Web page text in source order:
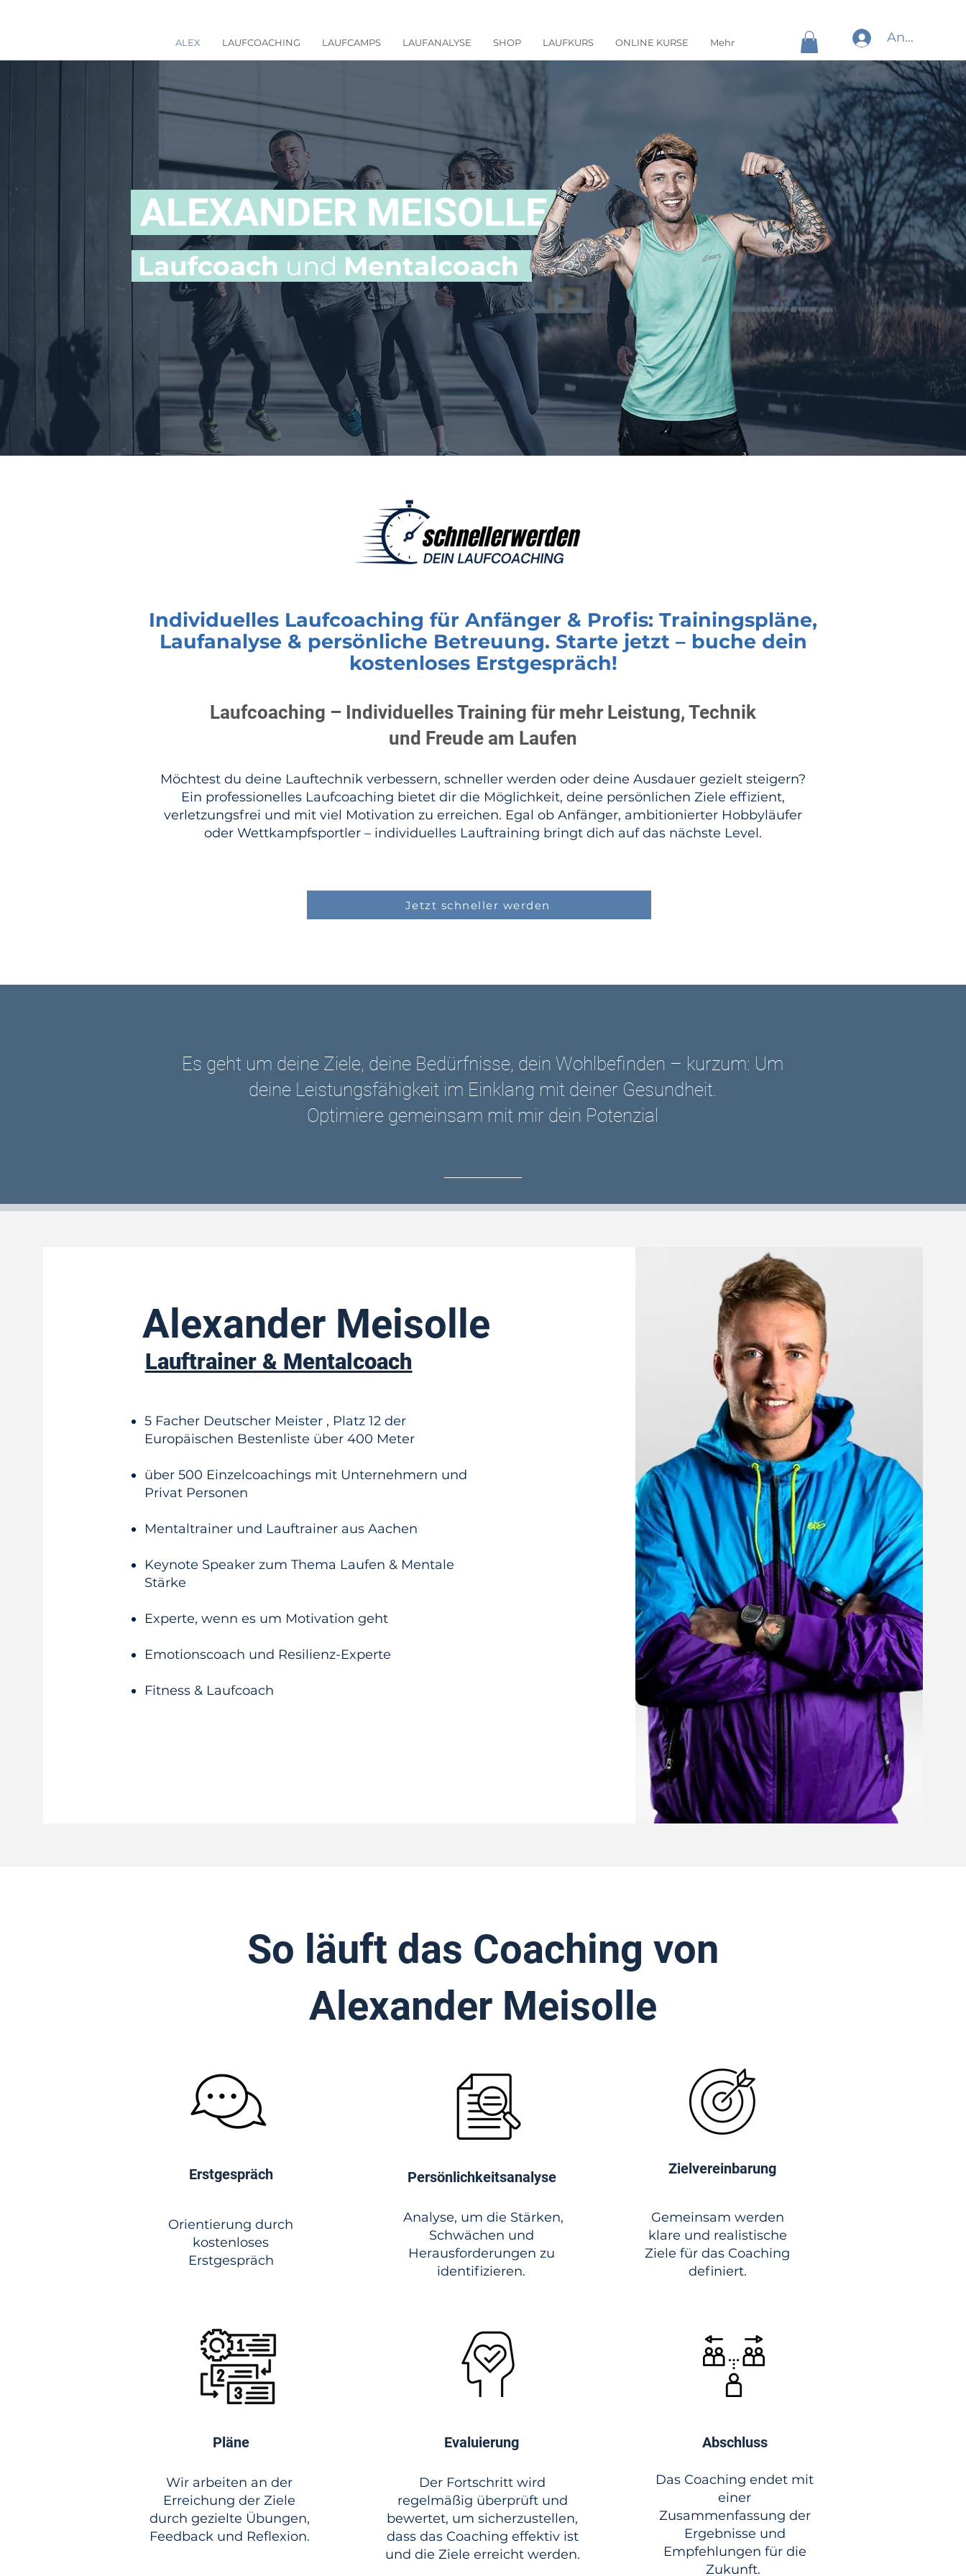
ALEX LAUFCOACHING LAUFCAMPS LAUFANALYSE SHOP LAUFKURS ONLINE KURSE Mehr Anmelden
ALEXANDER MEISOLLE
Laufcoach und Mentalcoach
Individuelles Laufcoaching für Anfänger & Profis: Trainingspläne,
Laufanalyse & persönliche Betreuung. Starte jetzt – buche dein
kostenloses Erstgespräch!
Laufcoaching – Individuelles Training für mehr Leistung, Technik
und Freude am Laufen
Möchtest du deine Lauftechnik verbessern, schneller werden oder deine Ausdauer gezielt steigern?
Ein professionelles Laufcoaching bietet dir die Möglichkeit, deine persönlichen Ziele effizient,
verletzungsfrei und mit viel Motivation zu erreichen. Egal ob Anfänger, ambitionierter Hobbyläufer
oder Wettkampfsportler – individuelles Lauftraining bringt dich auf das nächste Level.
Jetzt schneller werden
Es geht um deine Ziele, deine Bedürfnisse, dein Wohlbefinden – kurzum: Um
deine Leistungsfähigkeit im Einklang mit deiner Gesundheit.
Optimiere gemeinsam mit mir dein Potenzial
Alexander Meisolle
Lauftrainer & Mentalcoach
5 Facher Deutscher Meister , Platz 12 der
Europäischen Bestenliste über 400 Meter
über 500 Einzelcoachings mit Unternehmern und
Privat Personen
Mentaltrainer und Lauftrainer aus Aachen
Keynote Speaker zum Thema Laufen & Mentale
Stärke
Experte, wenn es um Motivation geht
Emotionscoach und Resilienz-Experte
Fitness & Laufcoach
So läuft das Coaching von
Alexander Meisolle
Erstgespräch
Orientierung durch
kostenloses
Erstgespräch
Pläne
Wir arbeiten an der
Erreichung der Ziele
durch gezielte Übungen,
Feedback und Reflexion.
Persönlichkeitsanalyse
Analyse, um die Stärken,
Schwächen und
Herausforderungen zu
identifizieren.
Evaluierung
Der Fortschritt wird
regelmäßig überprüft und
bewertet, um sicherzustellen,
dass das Coaching effektiv ist
und die Ziele erreicht werden.
Zielvereinbarung
Gemeinsam werden
klare und realistische
Ziele für das Coaching
definiert.
Abschluss
Das Coaching endet mit
einer
Zusammenfassung der
Ergebnisse und
Empfehlungen für die
Zukunft.